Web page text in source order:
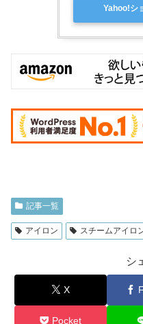
Yahoo!シ
記事一覧
アイロン スチームアイロ
シ
X
Pocket